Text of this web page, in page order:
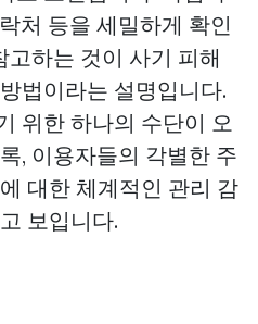
처 등을 세밀하게 확인
하는 것이 사기 피해
법이라는 설명입니다.
위한 하나의 수단이 오
, 이용자들의 각별한 주
대한 체계적인 관리 감
보입니다.